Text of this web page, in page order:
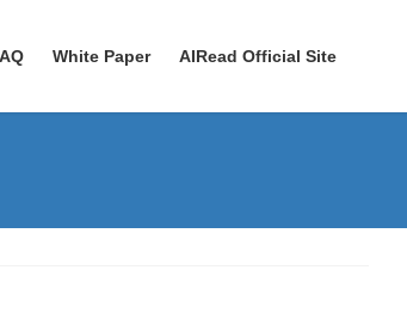
White Paper AIRead Official Site